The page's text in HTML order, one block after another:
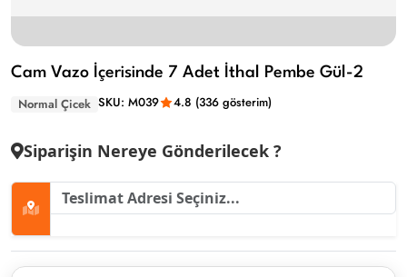
Cam Vazo İçerisinde 7 Adet İthal Pembe Gül-2
Normal Çicek SKU: M039 4.8 (336 gösterim)
Siparişin Nereye Gönderilecek ?